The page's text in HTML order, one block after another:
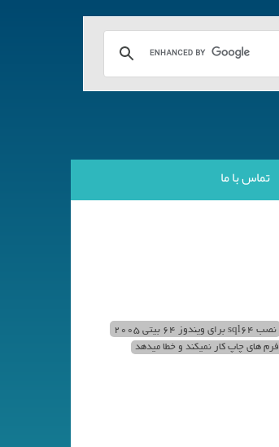
تماس با ما
نصب sql64 برای ویندوز 64 بیتی 2005
فرم های چاپ کار نمیکند و خطا میدهد